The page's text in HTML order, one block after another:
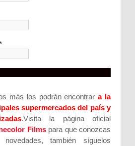
más los podrán encontrara la
supermercados del país y
.Visita la página oficial
Filmspara que conozcas
también síguelos